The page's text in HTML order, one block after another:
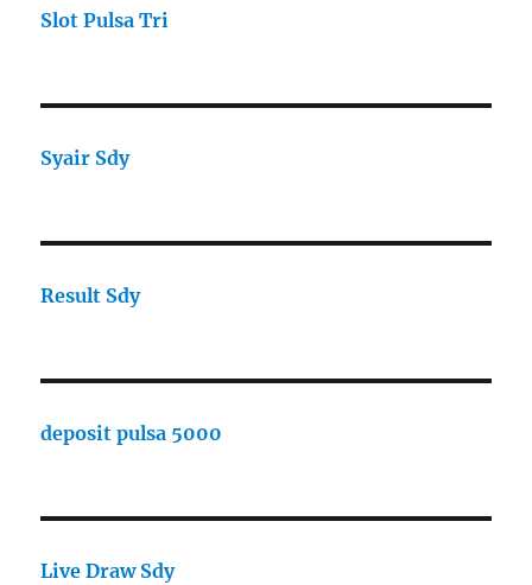
Slot Pulsa Tri
Syair Sdy
Result Sdy
deposit pulsa 5000
Live Draw Sdy